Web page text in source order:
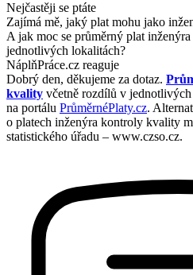
Nejčastěji se ptáte
Zajímá mě, jaký plat mohu jako
A jak moc se průměrný plat
jednotlivých lokalitách?
NáplňPráce.cz reaguje
Dobrý den, děkujeme za dotaz.
kvality včetně rozdílů v
na portálu PrůměrnéPlaty.cz.
o platech inženýra kontroly kvality
statistického úřadu – www.czso.cz.